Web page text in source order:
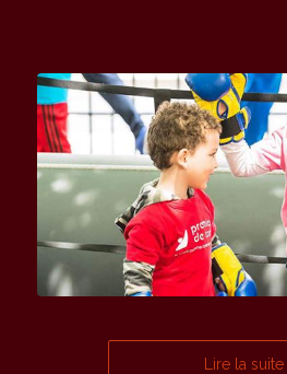
Lire la suite